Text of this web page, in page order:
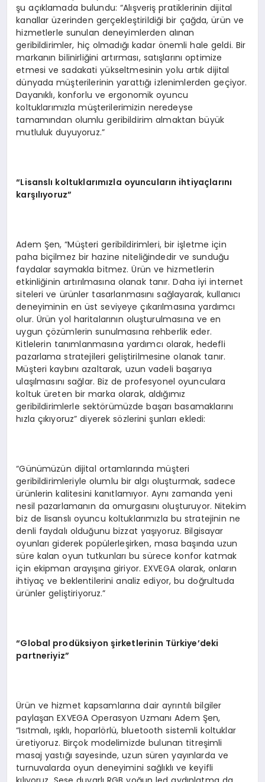
şu açıklamada bulundu: “Alışveriş pratiklerinin dijital
kanallar üzerinden gerçekleştirildiği bir çağda, ürün ve
hizmetlerle sunulan deneyimlerden alınan
geribildirimler, hiç olmadığı kadar önemli hale geldi. Bir
markanın bilinirliğini artırması, satışlarını optimize
etmesi ve sadakati yükseltmesinin yolu artık dijital
dünyada müşterilerinin yarattığı izlenimlerden geçiyor.
Dayanıklı, konforlu ve ergonomik oyuncu
koltuklarımızla müşterilerimizin neredeyse
tamamından olumlu geribildirim almaktan büyük
mutluluk duyuyoruz.”
“Lisanslı koltuklarımızla oyuncuların ihtiyaçlarını
karşılıyoruz”
Adem Şen, “Müşteri geribildirimleri, bir işletme için
paha biçilmez bir hazine niteliğindedir ve sunduğu
faydalar saymakla bitmez. Ürün ve hizmetlerin
etkinliğinin artırılmasına olanak tanır. Daha iyi internet
siteleri ve ürünler tasarlanmasını sağlayarak, kullanıcı
deneyiminin en üst seviyeye çıkarılmasına yardımcı
olur. Ürün yol haritalarının oluşturulmasına ve en
uygun çözümlerin sunulmasına rehberlik eder.
Kitlelerin tanımlanmasına yardımcı olarak, hedefli
pazarlama stratejileri geliştirilmesine olanak tanır.
Müşteri kaybını azaltarak, uzun vadeli başarıya
ulaşılmasını sağlar. Biz de profesyonel oyunculara
koltuk üreten bir marka olarak, aldığımız
geribildirimlerle sektörümüzde başarı basamaklarını
hızla çıkıyoruz” diyerek sözlerini şunları ekledi:
“Günümüzün dijital ortamlarında müşteri
geribildirimleriyle olumlu bir algı oluşturmak, sadece
ürünlerin kalitesini kanıtlamıyor. Aynı zamanda yeni
nesil pazarlamanın da omurgasını oluşturuyor. Nitekim
biz de lisanslı oyuncu koltuklarımızla bu stratejinin ne
denli faydalı olduğunu bizzat yaşıyoruz. Bilgisayar
oyunları giderek popülerleşirken, masa başında uzun
süre kalan oyun tutkunları bu sürece konfor katmak
için ekipman arayışına giriyor. EXVEGA olarak, onların
ihtiyaç ve beklentilerini analiz ediyor, bu doğrultuda
ürünler geliştiriyoruz.”
“Global prodüksiyon şirketlerinin Türkiye’deki
partneriyiz”
Ürün ve hizmet kapsamlarına dair ayrıntılı bilgiler
paylaşan EXVEGA Operasyon Uzmanı Adem Şen,
“Isıtmalı, ışıklı, hoparlörlü, bluetooth sistemli koltuklar
üretiyoruz. Birçok modelimizde bulunan titreşimli
masaj yastığı sayesinde, uzun süren yayınlarda ve
turnuvalarda oyun deneyimini sağlıklı ve keyifli